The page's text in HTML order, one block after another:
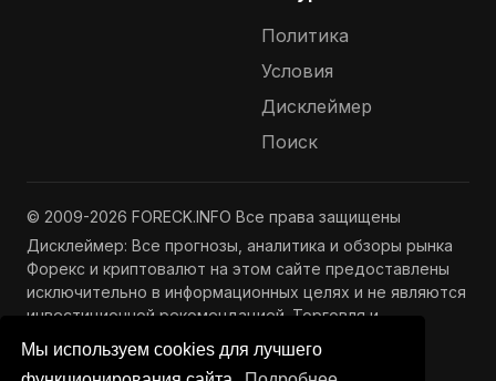
Мы используем cookies для лучшего
Политика
Условия
Дисклеймер
Поиск
© 2009-2026 FORECK.INFO Все права защищены
Дисклеймер: Все прогнозы, аналитика и обзоры рынка
Форекс и криптовалют на этом сайте предоставлены
исключительно в информационных целях и не являются
инвестиционной рекомендацией. Торговля и
инвестиции связаны с риском потери капитала.
Подробнее —Полный дисклеймер